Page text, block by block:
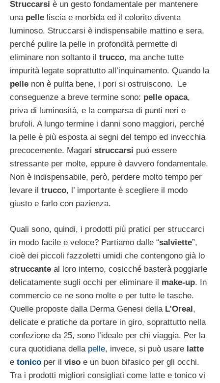
Struccarsi è un gesto fondamentale per mantenere
una pelle liscia e morbida ed il colorito diventa
luminoso. Struccarsi è indispensabile mattino e sera,
perché pulire la pelle in profondità permette di
eliminare non soltanto il trucco, ma anche tutte
impurità legate soprattutto all’inquinamento. Quando la
pelle non è pulita bene, i pori si ostruiscono. Le
conseguenze a breve termine sono: pelle opaca,
priva di luminosità, e la comparsa di punti neri e
brufoli. A lungo termine i danni sono maggiori, perché
la pelle è più esposta ai segni del tempo ed invecchia
precocemente. Magari struccarsi può essere
stressante per molte, eppure è davvero fondamentale.
Non è indispensabile, però, perdere molto tempo per
levare il trucco, l’ importante è scegliere il modo
giusto e farlo con pazienza.
Quali sono, quindi, i prodotti più pratici per struccarci
in modo facile e veloce? Partiamo dalle “salviette”,
cioè dei piccoli fazzoletti umidi che contengono già lo
struccante al loro interno, cosicché basterà poggiarle
delicatamente sugli occhi per eliminare il make-up. In
commercio ce ne sono molte e per tutte le tasche.
Quelle proposte dalla Derma Genesi della L’Oreal,
delicate e pratiche da portare in giro, soprattutto nella
confezione da 25, sono l’ideale per chi viaggia. Per la
cura quotidiana della pelle, invece, si può usare latte
e tonico per il viso e un buon bifasico per gli occhi.
Tra i prodotti migliori consigliati come latte e tonico vi